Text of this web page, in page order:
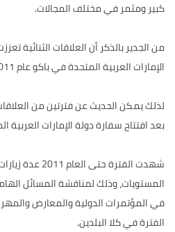
كبير ومثمر في مختلف المجالات.
من الجدير بالذكر أن العلاقات الثنائية
الإمارات العربية المتحدة في باكو عام 2011.
لذلك يمكن الحديث عن فترتين من
بعد افتتاح سفارة دولة الإمارات العربية
شهدت الفترة حتى
المستويات، وذلك لمناقشة المسائل
في المؤتمرات الدولية والمعارض
الفترة في كلا البلدين.